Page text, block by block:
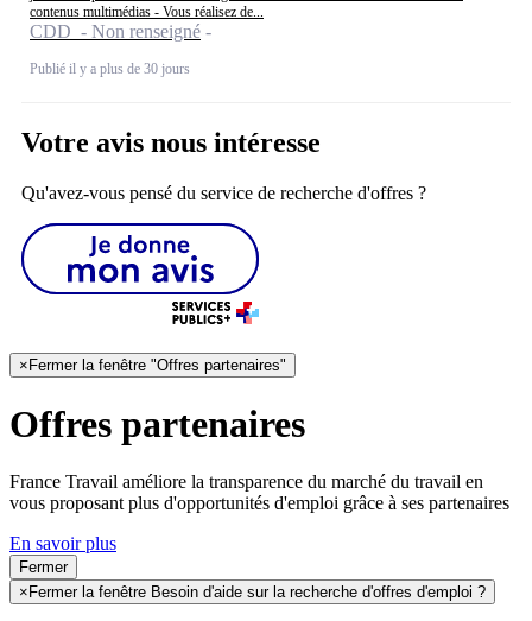
contenus multimédias - Vous réalisez de...
CDD - Non renseigné
Publié il y a plus de 30 jours
Votre avis nous intéresse
Qu'avez-vous pensé du service de recherche d'offres ?
×Fermer la fenêtre "Offres partenaires"
Offres partenaires
France Travail améliore la transparence du marché du travail en
vous proposant plus d'opportunités d'emploi grâce à ses partenaires
En savoir plus
Fermer
× Fermer la fenêtre Besoin d'aide sur la recherche d'offres d'emploi ?